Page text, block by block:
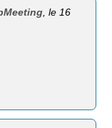
, le 16